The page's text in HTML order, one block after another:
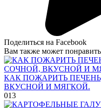
Поделиться на Facebook
Вам также может
КАК ПОЖАРИТЬ
ВКУСНОЙ И МЯГКОЙ.
013